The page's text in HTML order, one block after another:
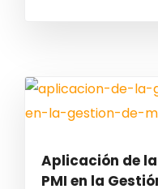
Aplicación de
PMI en la